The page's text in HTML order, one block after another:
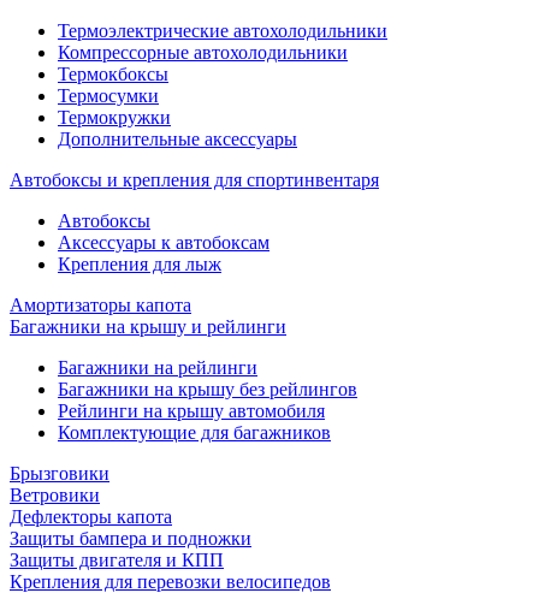
Термоэлектрические автохолодильники
Компрессорные автохолодильники
Термокбоксы
Термосумки
Термокружки
Дополнительные аксессуары
Автобоксы и крепления для спортинвентаря
Автобоксы
Аксессуары к автобоксам
Крепления для лыж
Амортизаторы капота
Багажники на крышу и рейлинги
Багажники на рейлинги
Багажники на крышу без рейлингов
Рейлинги на крышу автомобиля
Комплектующие для багажников
Брызговики
Ветровики
Дефлекторы капота
Защиты бампера и подножки
Защиты двигателя и КПП
Крепления для перевозки велосипедов